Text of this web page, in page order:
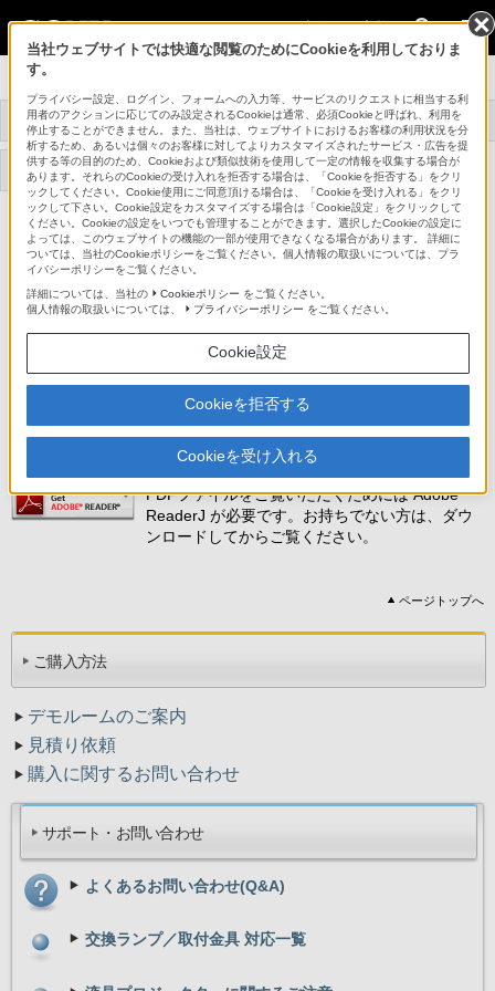
法人のお客様
データプロジェクター
トップ 商品一覧 関連商品 事例紹介
サポート・お問い合わせ
FTB-T1000
サスペンションサポートベース
設置説明書 (164KB)
PDFファイルをご覧いただくためには Adobe
ReaderJ が必要です。お持ちでない方は、ダウ
ンロードしてからご覧ください。
ページトップへ
ご購入方法
デモルームのご案内
見積り依頼
購入に関するお問い合わせ
サポート・お問い合わせ
よくあるお問い合わせ(Q&A)
交換ランプ／取付金具 対応一覧
当社ウェブサイトでは快適な閲覧のためにCookieを利用しておりま
す。
プライバシー設定、ログイン、フォームへの入力等、サービスのリクエストに相当する利
用者のアクションに応じてのみ設定されるCookieは通常、必須Cookieと呼ばれ、利用を
停止することができません。また、当社は、ウェブサイトにおけるお客様の利用状況を分
析するため、あるいは個々のお客様に対してよりカスタマイズされたサービス・広告を提
供する等の目的のため、Cookieおよび類似技術を使用して一定の情報を収集する場合が
あります。それらのCookieの受け入れを拒否する場合は、「Cookieを拒否する」をクリ
ックしてください。Cookie使用にご同意頂ける場合は、「Cookieを受け入れる」をクリ
ックして下さい。Cookie設定をカスタマイズする場合は「Cookie設定」をクリックして
ください。Cookieの設定をいつでも管理することができます。選択したCookieの設定に
よっては、このウェブサイトの機能の一部が使用できなくなる場合があります。 詳細に
ついては、当社のCookieポリシーをご覧ください。個人情報の取扱いについては、プラ
イバシーポリシーをご覧ください。
詳細については、当社の
Cookieポリシー をご覧ください。
個人情報の取扱いについては、
プライバシーポリシー をご覧ください。
Cookie設定
Cookieを拒否する
Cookieを受け入れる